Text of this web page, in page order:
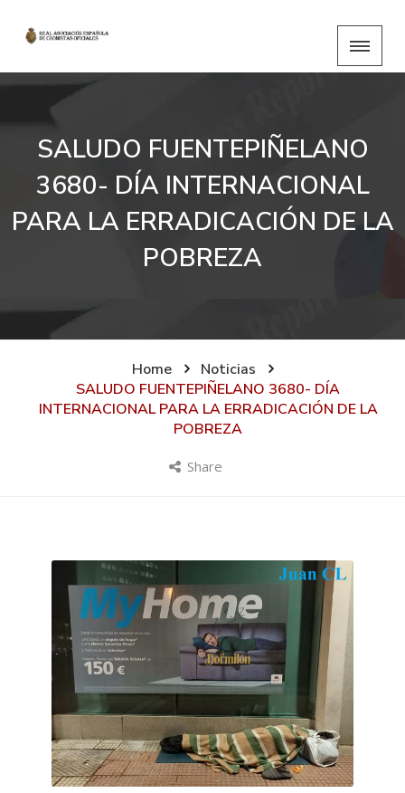
SALUDO FUENTEPIÑELANO
3680- DÍA INTERNACIONAL
PARA LA ERRADICACIÓN DE LA
POBREZA
Home
Noticias
SALUDO FUENTEPIÑELANO 3680- DÍA
INTERNACIONAL PARA LA ERRADICACIÓN DE LA
POBREZA
Share